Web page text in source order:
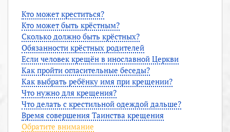
Кто может креститься?
Кто может быть крёстным?
Сколько должно быть крёстных?
Обязанности крёстных родителей
Если человек крещён в инославной Церкви
Как пройти огласительные беседы?
Как выбрать ребёнку имя при крещении?
Что нужно для крещения?
Что делать с крестильной одеждой дальше?
Время совершения Таинства крещения
Обратите внимание